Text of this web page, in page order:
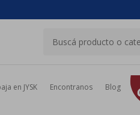
en JYSK Encontranos Blog